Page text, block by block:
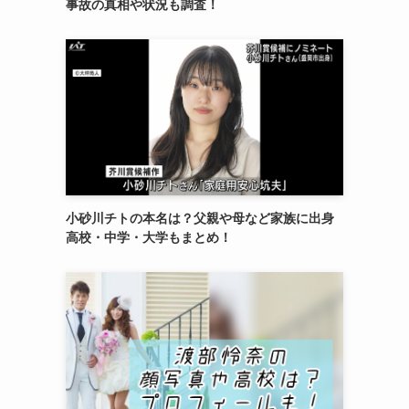
小砂川チトの本名は？父親や母など家族に出身
高校・中学・大学もまとめ！